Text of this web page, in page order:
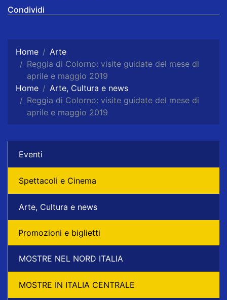
Condividi
Home
Arte
Reggia di Colorno: visite guidate del mese di
aprile e maggio 2019
Home
Arte, Cultura e news
Reggia di Colorno: visite guidate del mese di
aprile e maggio 2019
Eventi
Spettacoli e Cinema
Arte, Cultura e news
Promozioni e biglietti
MOSTRE NEL NORD ITALIA
MOSTRE IN ITALIA CENTRALE